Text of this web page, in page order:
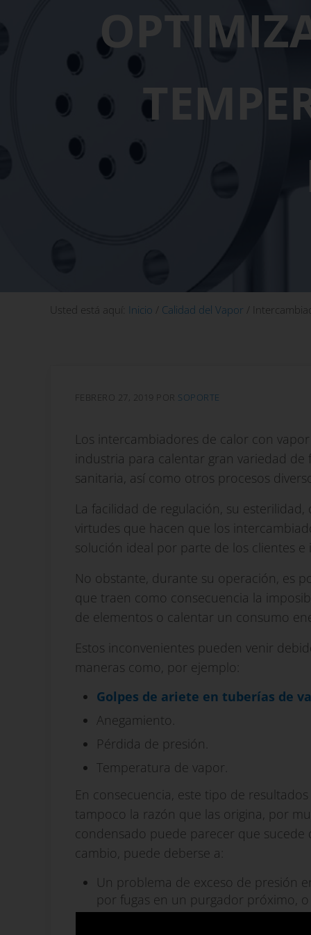
Usted está aquí: Inicio / Calidad del Vapor /
FEBRERO 27, 2019 POR SOPORTE
Los intercambiadores de calor con
industria para calentar gran variedad
sanitaria, así como otros procesos
La facilidad de regulación, su
virtudes que hacen que los
solución ideal por parte de los clientes e
No obstante, durante su operación, es
que traen como consecuencia la
de elementos o calentar un consumo
Estos inconvenientes pueden venir
maneras como, por ejemplo:
Golpes de ariete en tuberías de
Anegamiento.
Pérdida de presión.
Temperatura de vapor.
En consecuencia, este tipo de
tampoco la razón que las origina, por
condensado puede parecer que
cambio, puede deberse a:
Un problema de exceso de presión
por fugas en un purgador próximo,